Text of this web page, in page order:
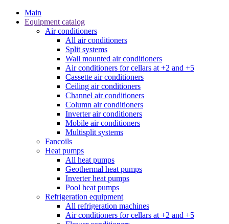
Main
Equipment catalog
Air conditioners
All air conditioners
Split systems
Wall mounted air conditioners
Air conditioners for cellars at +2 and +5
Cassette air conditioners
Ceiling air conditioners
Channel air conditioners
Column air conditioners
Inverter air conditioners
Mobile air conditioners
Multisplit systems
Fancoils
Heat pumps
All heat pumps
Geothermal heat pumps
Inverter heat pumps
Pool heat pumps
Refrigeration equipment
All refrigeration machines
Air conditioners for cellars at +2 and +5